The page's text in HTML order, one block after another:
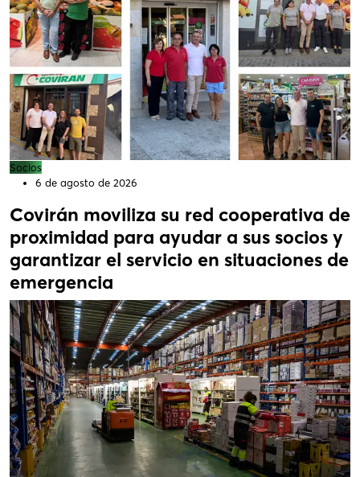
Socios
6 de agosto de 2026
Covirán moviliza su red cooperativa de
proximidad para ayudar a sus socios y
garantizar el servicio en situaciones de
emergencia